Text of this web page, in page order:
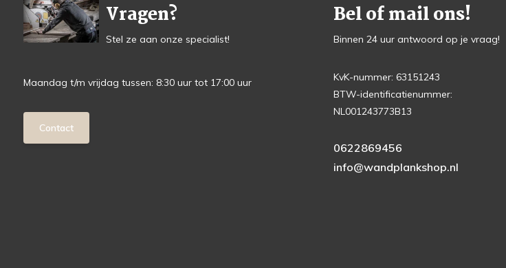
Vragen?
Stel ze aan onze specialist!
Maandag t/m vrijdag tussen: 8:30 uur tot 17:00 uur
Contact
Bel of mail ons!
Binnen 24 uur antwoord op je vraag!
KvK-nummer: 63151243
BTW-identificatienummer:
NL001243773B13
0622869456
info@wandplankshop.nl